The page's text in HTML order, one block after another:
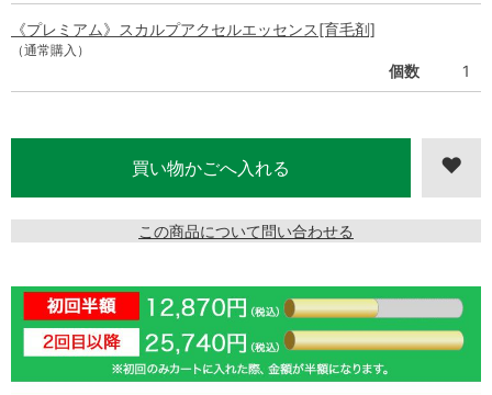
《プレミアム》スカルプアクセルエッセンス[育毛剤]
（通常購入）
個数 1
この商品について問い合わせる